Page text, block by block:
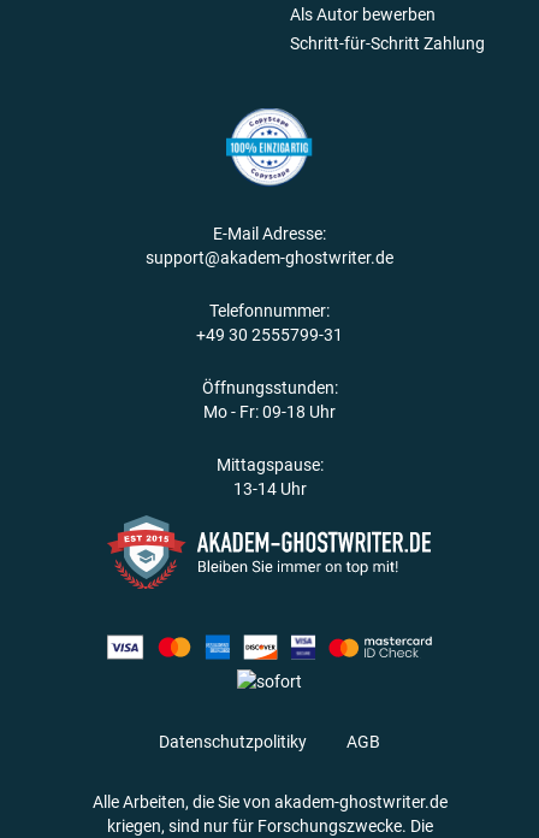
Datenschutzpolitiky AGB
Alle Arbeiten, die Sie von akadem-ghostwriter.de
kriegen, sind nur für Forschungszwecke. Die
Als Autor bewerben
Schritt-für-Schritt Zahlung
E-Mail Adresse:
support@akadem-ghostwriter.de
Telefonnummer:
+49 30 2555799-31
Öffnungsstunden:
Mo - Fr: 09-18 Uhr
Mittagspause:
13-14 Uhr